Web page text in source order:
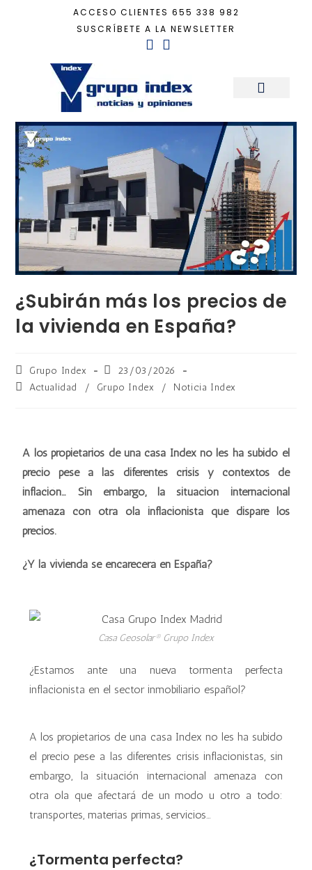
ACCESO CLIENTES 655 338 982
SUSCRÍBETE A LA NEWSLETTER
Actualidad
¿Subirán más los precios de
la vivienda en España?
Grupo Index
23/03/2026
Actualidad
/ Grupo Index / Noticia Index
A los propietarios de una casa Index no les ha subido el
precio pese a las diferentes crisis y contextos de
inflación… Sin embargo, la situación internacional
amenaza con otra ola inflacionista que dispare los
precios.
¿Y la vivienda se encarecerá en España?
Casa Geosolar® Grupo Index
¿Estamos ante una nueva tormenta perfecta
inflacionista en el sector inmobiliario español?
A los propietarios de una casa Index no les ha subido
el precio pese a las diferentes crisis inflacionistas, sin
embargo, la situación internacional amenaza con
otra ola que afectará de un modo u otro a todo:
transportes, materias primas, servicios…
¿Tormenta perfecta?